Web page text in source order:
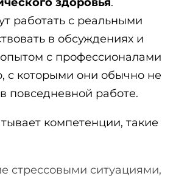
работать с реальными
в обсуждениях и
с профессионалами
с которыми они обычно не
повседневной работе.
компетенции, такие
стрессовыми ситуациями,